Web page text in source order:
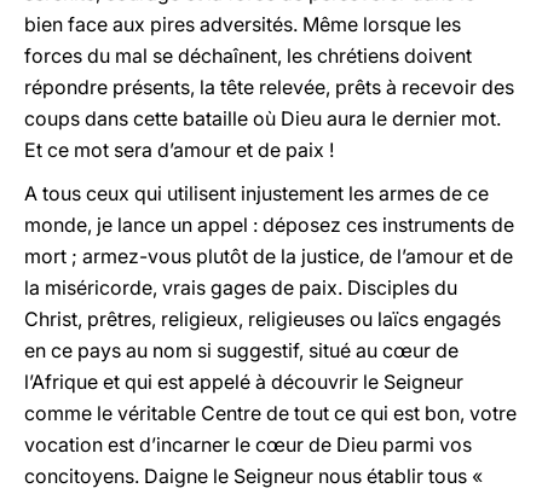
bien face aux pires adversités. Même lorsque les
forces du mal se déchaînent, les chrétiens doivent
répondre présents, la tête relevée, prêts à recevoir des
coups dans cette bataille où Dieu aura le dernier mot.
Et ce mot sera d’amour et de paix !
A tous ceux qui utilisent injustement les armes de ce
monde, je lance un appel : déposez ces instruments de
mort ; armez-vous plutôt de la justice, de l’amour et de
la miséricorde, vrais gages de paix. Disciples du
Christ, prêtres, religieux, religieuses ou laïcs engagés
en ce pays au nom si suggestif, situé au cœur de
l’Afrique et qui est appelé à découvrir le Seigneur
comme le véritable Centre de tout ce qui est bon, votre
vocation est d’incarner le cœur de Dieu parmi vos
concitoyens. Daigne le Seigneur nous établir tous «